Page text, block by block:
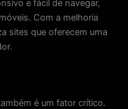
e fácil de navegar,
Com a melhoria
sites que oferecem uma
é um fator crítico.